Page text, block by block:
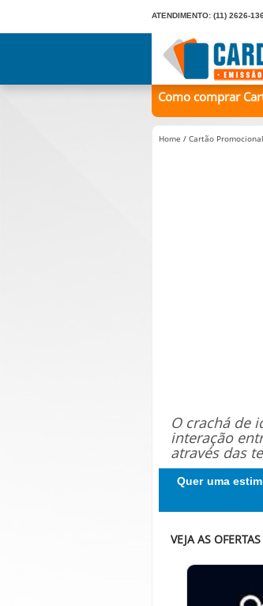
ATENDIMENTO: (11) 2626-
Como comprar
Home / Cartão Promocional
O crachá de
interação
através das
Quer uma
VEJA AS